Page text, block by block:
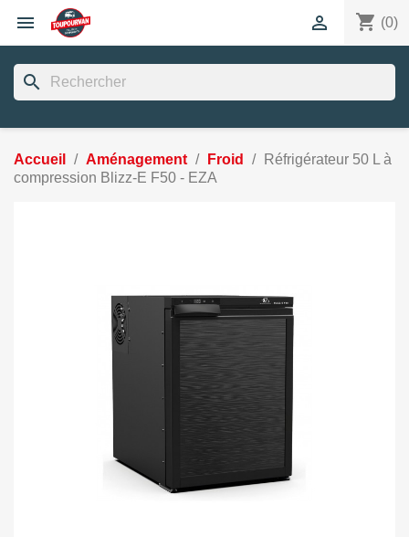
 shopping_cart (0)

search
Accueil Aménagement Froid
Réfrigérateur 50 L à
compression Blizz-E F50 - EZA